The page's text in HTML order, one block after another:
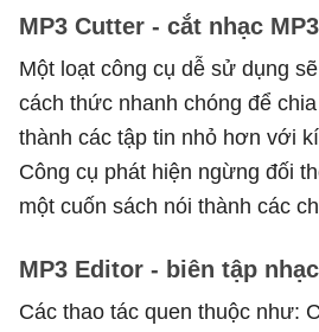
MP3 Cutter - cắt nhạc MP3
Một loạt công cụ dễ sử dụng
cách thức nhanh chóng để
thành các tập tin nhỏ hơn với
Công cụ phát hiện ngừng đối
một cuốn sách nói thành các
MP3 Editor - biên tập nhạc
Các thao tác quen thuộc như: